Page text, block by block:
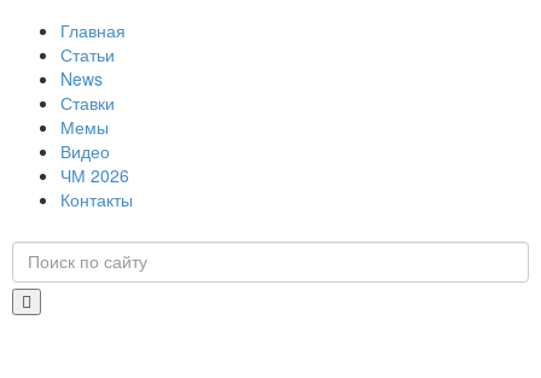
Главная
Статьи
News
Ставки
Мемы
Видео
ЧМ 2026
Контакты